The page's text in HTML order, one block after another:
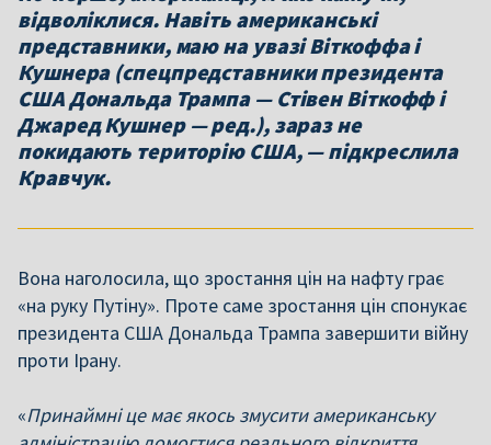
відволіклися. Навіть американські
представники, маю на увазі Віткоффа і
Кушнера (спецпредставники президента
США Дональда Трампа — Стівен Віткофф і
Джаред Кушнер — ред.), зараз не
покидають територію США, — підкреслила
Кравчук.
Вона наголосила, що зростання цін на нафту грає
«на руку Путіну». Проте саме зростання цін спонукає
президента США Дональда Трампа завершити війну
проти Ірану.
«Принаймні це має якось змусити американську